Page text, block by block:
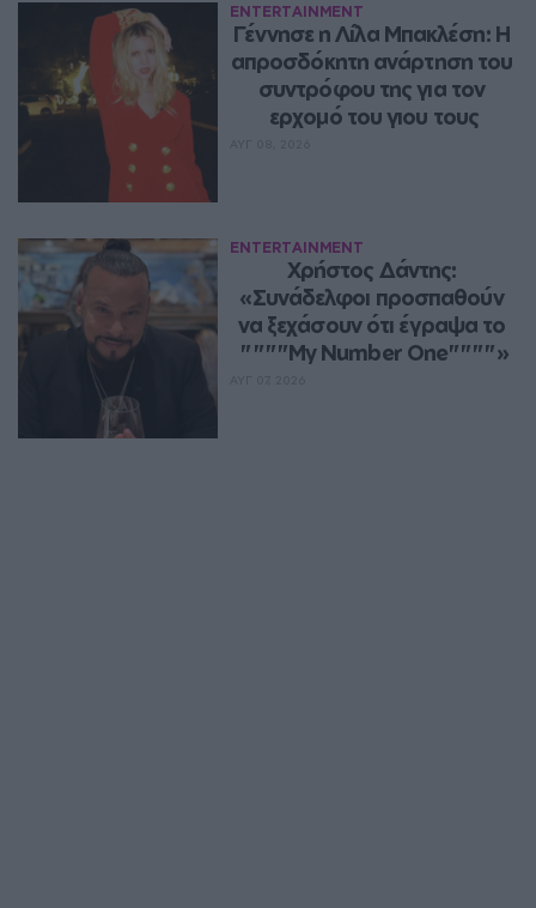
ENTERTAINMENT
Γέννησε η Λίλα Μπακλέση: Η
απροσδόκητη ανάρτηση του
συντρόφου της για τον
ερχομό του γιου τους
ENTERTAINMENT
Χρήστος Δάντης:
«Συνάδελφοι προσπαθούν
να ξεχάσουν ότι έγραψα το
""""My Number One""""»